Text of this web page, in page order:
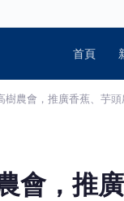
首頁
樹農會，推廣香蕉、芋頭
會，推